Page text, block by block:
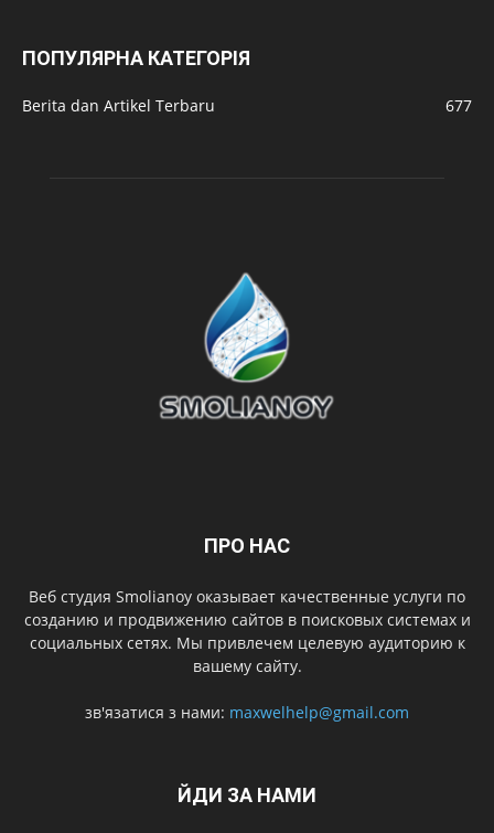
ПОПУЛЯРНА КАТЕГОРІЯ
Berita dan Artikel Terbaru 677
ПРО НАС
Веб студия Smolianoy оказывает качественные услуги по
созданию и продвижению сайтов в поисковых системах и
социальных сетях. Мы привлечем целевую аудиторию к
вашему сайту.
зв'язатися з нами: maxwelhelp@gmail.com
ЙДИ ЗА НАМИ